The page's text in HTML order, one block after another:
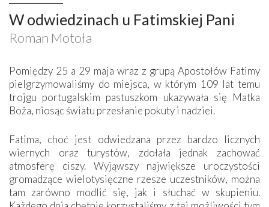
W odwiedzinach u Fatimskiej Pani
Roman Motoła
Pomiędzy 25 a 29 maja wraz z grupą Apostołów Fatimy
pielgrzymowaliśmy do miejsca, w którym 109 lat temu
trojgu portugalskim pastuszkom ukazywała się Matka
Boża, niosąc światu przesłanie pokuty i nadziei.
Fatima, choć jest odwiedzana przez bardzo licznych
wiernych oraz turystów, zdołała jednak zachować
atmosferę ciszy. Wyjąwszy największe uroczystości
gromadzące wielotysięczne rzesze uczestników, można
tam zarówno modlić się, jak i słuchać w skupieniu.